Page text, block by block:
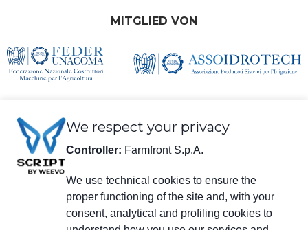
MITGLIED VON
Rechtliche Informationen
Werk und Sitz der Gesellschaft: Via S. Eusebio 7, 41014 Castelvetro di
We respect your privacy
Controller: Farmfront S.p.A.
We use technical cookies to ensure the
proper functioning of the site and, with your
consent, analytical and profiling cookies to